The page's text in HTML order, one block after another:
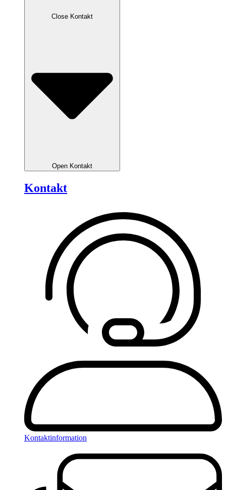
Close Kontakt
Open Kontakt
Kontakt
Kontaktinformation